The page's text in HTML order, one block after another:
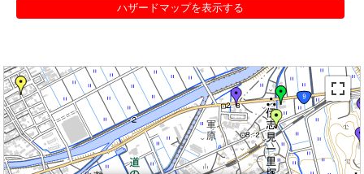
ハザードマップを表示する